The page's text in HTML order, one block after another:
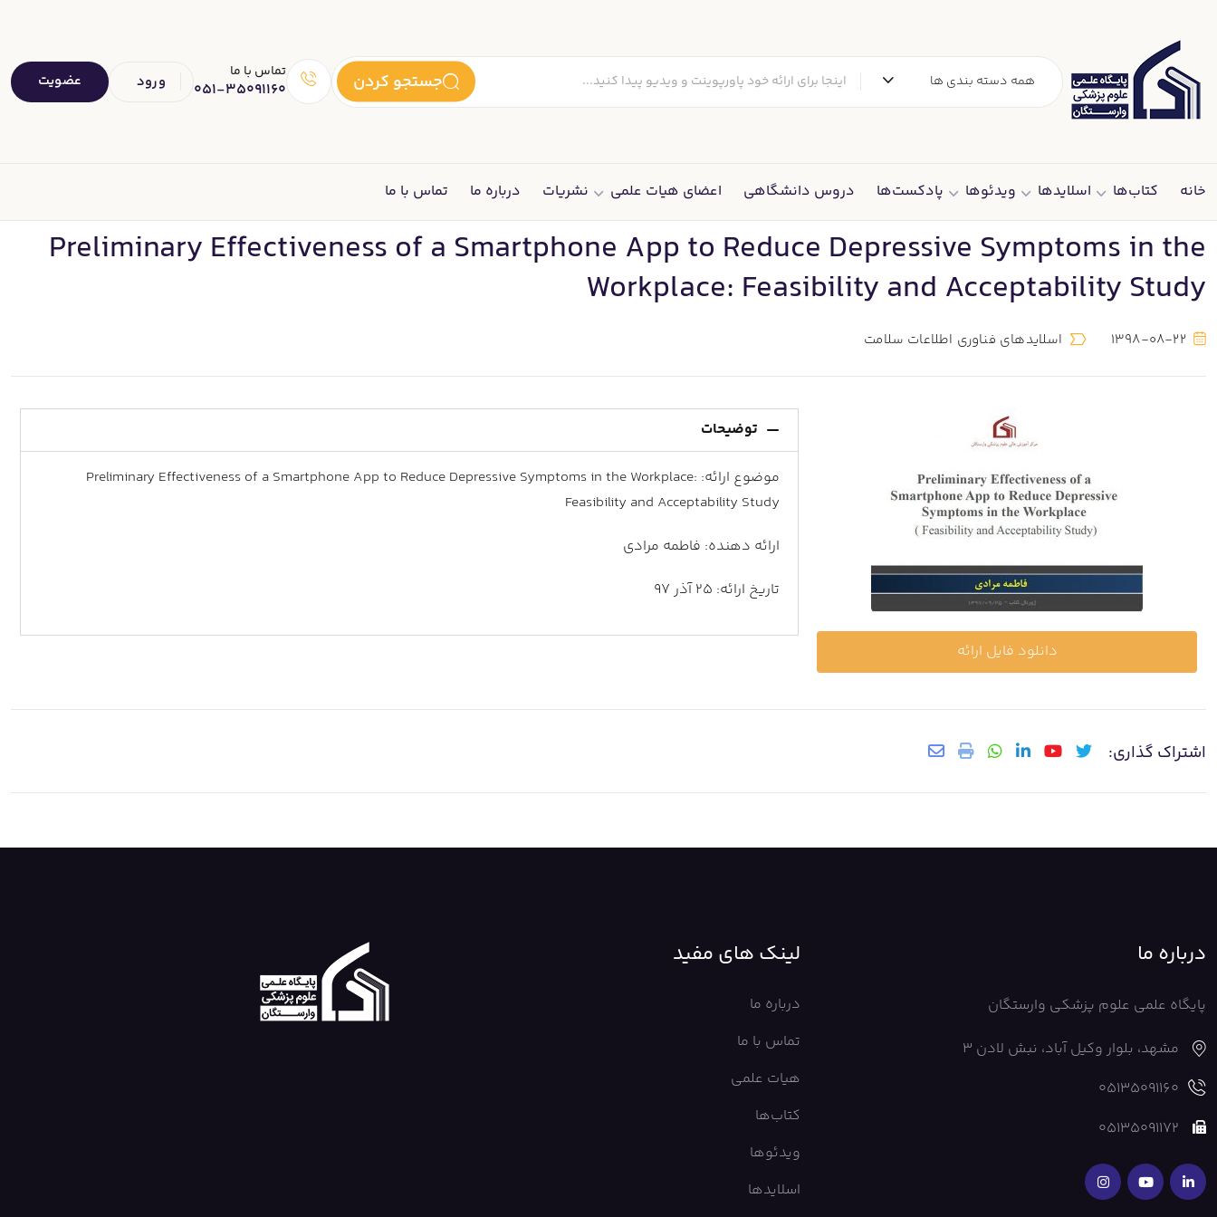
همه دسته بندی ها جستجو کردن تماس با ما
051-35091160 ورود عضویت
خانه کتاب‌ها اسلایدها ویدئوها پادکست‌ها دروس دانشگاهی اعضای هیات علمی نشریات درباره ما تماس با ما
Preliminary Effectiveness of a Smartphone App to Reduce Depressive Symptoms in the
Workplace: Feasibility and Acceptability Study
1398-08-22 اسلایدهای فناوری اطلاعات سلامت
دانلود فایل ارائه
توضیحات
موضوع ارائه: Preliminary Effectiveness of a Smartphone App to Reduce Depressive Symptoms in the Workplace:
Feasibility and Acceptability Study
ارائه دهنده: فاطمه مرادی
تاریخ ارائه: 25 آذر 97
اشتراک گذاری:
درباره ما
پایگاه علمی علوم پزشکی وارستگان
مشهد، بلوار وکیل آباد، نبش لادن 3
05135091160
05135091172
لینک های مفید
درباره ما
تماس با ما
هیات علمی
کتاب‌ها
ویدئوها
اسلایدها